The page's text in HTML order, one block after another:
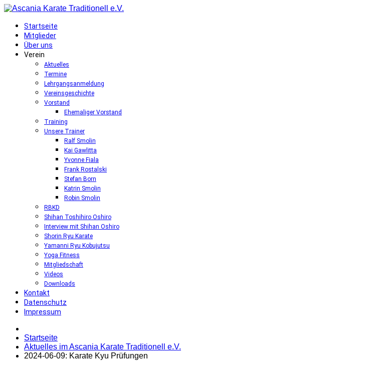
Startseite
Mitglieder
Über uns
Verein
Aktuelles
Termine
Lehrgangsanmeldung
Vereinsgeschichte
Vorstand
Ehemaliger Vorstand
Training
Unsere Trainer
Ralf Smolin
Kai Gawlitta
Yvonne Fiala
Frank Rostalski
Stefan Born
Katrin Smolin
Robin Smolin
RBKD
Shihan Toshihiro Oshiro
Interview mit Shihan Oshiro
Shorin Ryu Karate
Yamanni Ryu Kobujutsu
Yoga Fitness
Mitgliedschaft
Videos
Downloads
Kontakt
Datenschutz
Impressum
Startseite
Aktuelles im Ascania Karate Traditionell e.V.
2024-06-09: Karate Kyu Prüfungen